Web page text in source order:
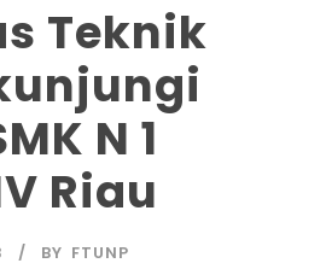
Teknik
N 1
Riau
BY FTUNP